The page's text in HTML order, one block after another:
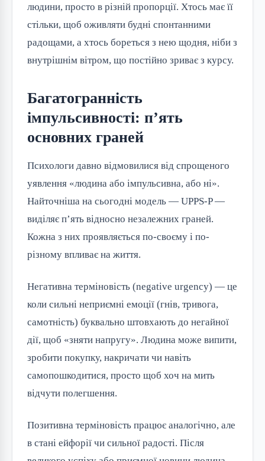
людини, просто в різній пропорції. Хтось має її
стільки, щоб оживляти будні спонтанними
радощами, а хтось бореться з нею щодня, ніби з
внутрішнім вітром, що постійно зриває з курсу.
Багатогранність
імпульсивності: п’ять
основних граней
Психологи давно відмовилися від спрощеного
уявлення «людина або імпульсивна, або ні».
Найточніша на сьогодні модель — UPPS-P —
виділяє п’ять відносно незалежних граней.
Кожна з них проявляється по-своєму і по-
різному впливає на життя.
Негативна терміновість (negative urgency) — це
коли сильні неприємні емоції (гнів, тривога,
самотність) буквально штовхають до негайної
дії, щоб «зняти напругу». Людина може випити,
зробити покупку, накричати чи навіть
самопошкодитися, просто щоб хоч на мить
відчути полегшення.
Позитивна терміновість працює аналогічно, але
в стані ейфорії чи сильної радості. Після